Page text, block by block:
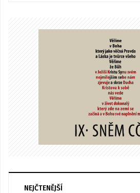
NEJČTENĚJŠÍ